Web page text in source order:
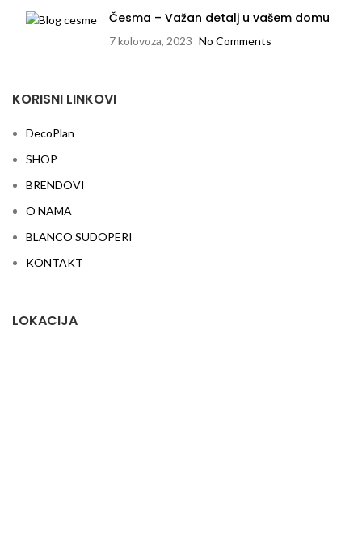
Česma – Važan detalj u vašem domu
7 kolovoza, 2023 No Comments
KORISNI LINKOVI
DecoPlan
SHOP
BRENDOVI
O NAMA
BLANCO SUDOPERI
KONTAKT
LOKACIJA